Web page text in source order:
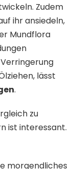
Zudem
ihr ansiedeln,
Mundflora
lässt
.
zu
ist interessant.
morgendliches